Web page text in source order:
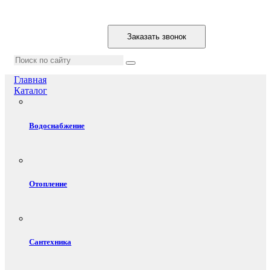
Заказать звонок
Главная
Каталог
Водоснабжение
Отопление
Сантехника